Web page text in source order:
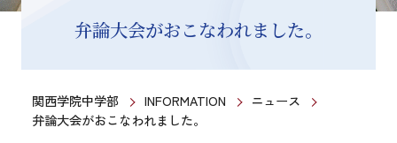
弁論大会がおこなわれました。
関西学院中学部 INFORMATION
ニュース
弁論大会がおこなわれました。